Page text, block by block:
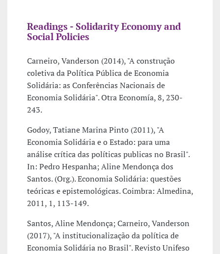
Readings - Solidarity Economy and
Social Policies
Carneiro, Vanderson (2014), "A construção
coletiva da Política Pública de Economia
Solidária: as Conferências Nacionais de
Economia Solidária". Otra Economía, 8, 230-
243.
Godoy, Tatiane Marina Pinto (2011), "A
Economia Solidária e o Estado: para uma
análise crítica das políticas publicas no Brasil".
In: Pedro Hespanha; Aline Mendonça dos
Santos. (Org.). Economia Solidária: questões
teóricas e epistemológicas. Coimbra: Almedina,
2011, 1, 113-149.
Santos, Aline Mendonça; Carneiro, Vanderson
(2017), "A institucionalização da política de
Economia Solidária no Brasil". Revisto Unifeso